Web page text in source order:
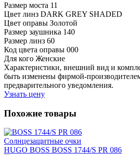
Размер моста 11
Цвет линз DARK GREY SHADED
Цвет оправы Золотой
Размер заушника 140
Размер линз 60
Код цвета оправы 000
Для кого Женские
Характеристики, внешний вид и
быть изменены фирмой-
предварительного уведомления.
Узнать цену
Похожие товары
Солнцезащитные очки
HUGO BOSS BOSS 1744/S PR 086